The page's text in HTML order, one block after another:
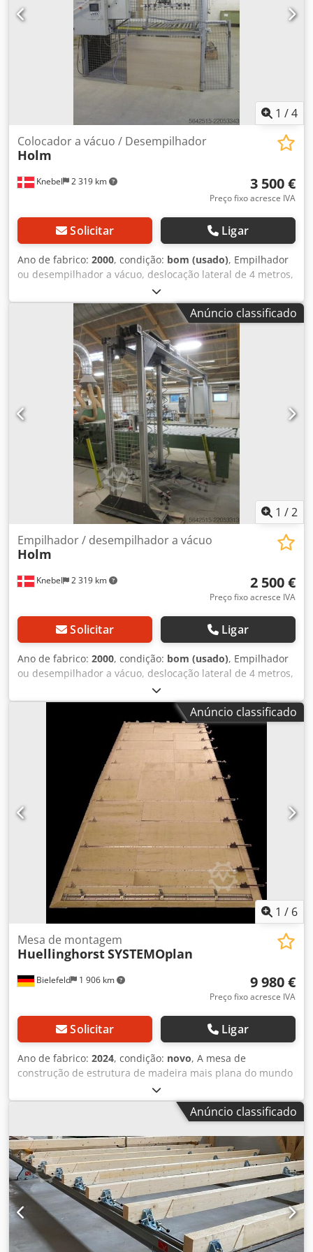
1 /4
Knebel 2 319 km
Colocador a vácuo / Desempilhador
Holm
3 500 €
Preço fixo acresce IVA
Solicitar Ligar
Ano de fabrico: 2000, condição: bom (usado), Empilhador
ou desempilhador a vácuo, deslocação lateral de 4 metros,
altura de 2,5 metros, requer altura de teto de 5 metros.
Chsdpozbar Uofx Ac Aoa
Anúncio classificado
1 /2
Knebel 2 319 km
Empilhador / desempilhador a vácuo
Holm
2 500 €
Preço fixo acresce IVA
Solicitar Ligar
Ano de fabrico: 2000, condição: bom (usado), Empilhador
ou desempilhador a vácuo, deslocação lateral de 4 metros,
altura de 2,5 metros, requer altura de teto de 5 metros.
Chodpfx Acezbarbe Asa
Anúncio classificado
1 / 6
Bielefeld 1 906 km
Mesa de montagem
HuellinghorstSYSTEMOplan
9 980 €
Preço fixo acresce IVA
Solicitar Ligar
Ano de fabrico: 2024, condição: novo, A mesa de
construção de estrutura de madeira mais plana do mundo
= 3 cm! Entrega sem tábuas de madeira. Quebra de linha
de texto com os seguintes dados: Componentes incluídos:
1 trilho duplo (paragem zero) - 10 carris perfurados - 10
paragem reguláveis - 14 placas de pressão intercambiáveis
na parede externa - Chave de fenda de impacto operada
por bateria - Adaptador de bits - 50 Dowel MMS 10x70/5 -
Martelo perfurador 8x165 Dimensões: Comprimento de
fixação de 0 a 3.550 mm Grelha de furo 140 mm com
largura do painel 1.250 mm = comprimento da mesa
12.350 mm força de fixação máxima aprox. 250 kg
Chedpfxjb Nrbnj Ac Asa Comprimento de elevação da
Anúncio classificado